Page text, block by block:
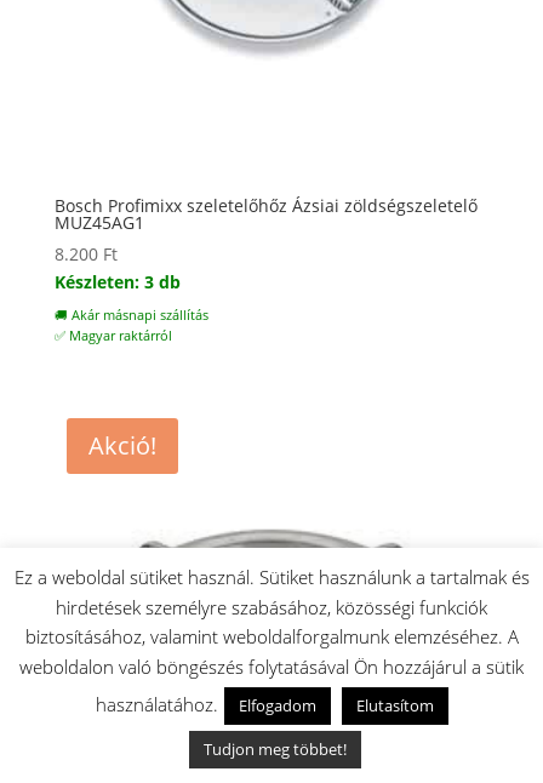
Bosch Profimixx szeletelőhőz Ázsiai zöldségszeletelő
MUZ45AG1
8.200 Ft
Készleten: 3 db
🚚 Akár másnapi szállítás
✅ Magyar raktárról
Akció!
Ez a weboldal sütiket használ. Sütiket használunk a tartalmak és
hirdetések személyre szabásához, közösségi funkciók
biztosításához, valamint weboldalforgalmunk elemzéséhez. A
weboldalon való böngészés folytatásával Ön hozzájárul a sütik
használatához.
Elfogadom
Elutasítom
Tudjon meg többet!